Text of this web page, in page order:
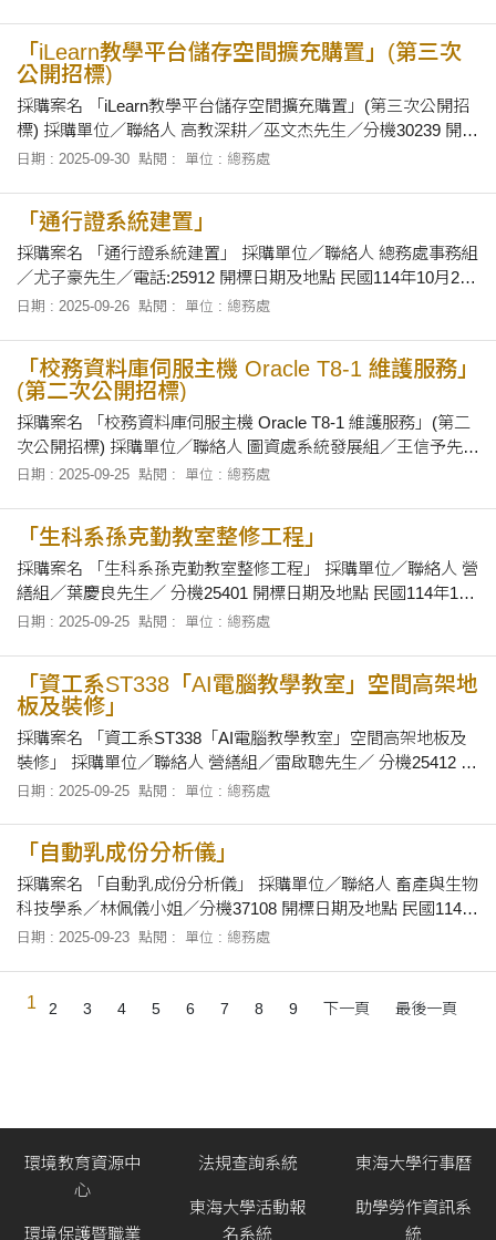
「iLearn教學平台儲存空間擴充購置」(第三次
公開招標)
採購案名 「iLearn教學平台儲存空間擴充購置」(第三次公開招
標) 採購單位／聯絡人 高教深耕／巫文杰先生／分機30239 開標
日期及地點 114年10月9日下午2時正，在本校總務處會議室當
日期 : 2025-09-30 點閱 : 單位 : 總務處
「通行證系統建置」
採購案名 「通行證系統建置」 採購單位／聯絡人 總務處事務組
／尤子豪先生／電話:25912 開標日期及地點 民國114年10月23
日下午2時正，在本校總務處會議室當眾開標。 招標文件之領取
領取招
日期 : 2025-09-26 點閱 : 單位 : 總務處
「校務資料庫伺服主機 Oracle T8-1 維護服務」
(第二次公開招標)
採購案名 「校務資料庫伺服主機 Oracle T8-1 維護服務」(第二
次公開招標) 採購單位／聯絡人 圖資處系統發展組／王信予先生
／電話:30240 開標日期及地點 民國114年10月3日上午10時30
日期 : 2025-09-25 點閱 : 單位 : 總務處
「生科系孫克勤教室整修工程」
採購案名 「生科系孫克勤教室整修工程」 採購單位／聯絡人 營
繕組／葉慶良先生／ 分機25401 開標日期及地點 民國114年10
月3日上午10 時15分，在本校總務處會議室當眾開標。 招標文
有關文件
日期 : 2025-09-25 點閱 : 單位 : 總務處
「資工系ST338「AI電腦教學教室」空間高架地
板及裝修」
採購案名 「資工系ST338「AI電腦教學教室」空間高架地板及
裝修」 採購單位／聯絡人 營繕組／雷啟聰先生／ 分機25412 開
標日期及地點 民國114年10月3日上午10 時，在本校總務處會議
務
日期 : 2025-09-25 點閱 : 單位 : 總務處
「自動乳成份分析儀」
採購案名 「自動乳成份分析儀」 採購單位／聯絡人 畜產與生物
科技學系／林佩儀小姐／分機37108 開標日期及地點 民國114年
10月8日上午9時10分，在本校總務處會議室當眾開標。 招標文
科技學系(
日期 : 2025-09-23 點閱 : 單位 : 總務處
1 2 3 4 5 6 7 8 9 下一頁 最後一頁
環境教育資源中
心
環境保護暨職業
法規查詢系統
東海大學活動報
名系統
東海大學行事曆
助學勞作資訊系
統